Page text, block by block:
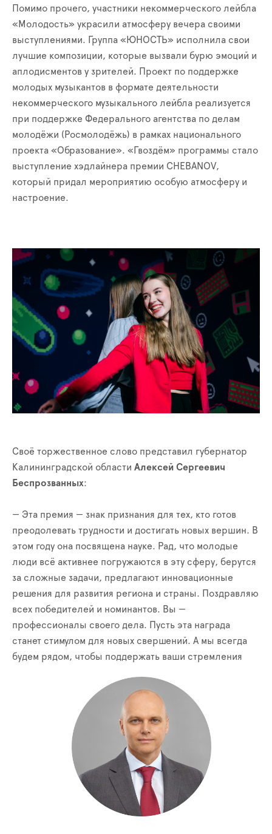
Помимо прочего, участники некоммерческого лейбла
«Молодость» украсили атмосферу вечера своими
выступлениями. Группа «ЮНОСТЬ» исполнила свои
лучшие композиции, которые вызвали бурю эмоций и
аплодисментов у зрителей. Проект по поддержке
молодых музыкантов в формате деятельности
некоммерческого музыкального лейбла реализуется
при поддержке Федерального агентства по делам
молодёжи (Росмолодёжь) в рамках национального
проекта «Образование». «Гвоздём» программы стало
выступление хэдлайнера премии CHEBANOV,
который придал мероприятию особую атмосферу и
настроение.
Своё торжественное слово представил губернатор
Калининградской области Алексей Сергеевич
Беспрозванных:
— Эта премия — знак признания для тех, кто готов
преодолевать трудности и достигать новых вершин. В
этом году она посвящена науке. Рад, что молодые
люди всё активнее погружаются в эту сферу, берутся
за сложные задачи, предлагают инновационные
решения для развития региона и страны. Поздравляю
всех победителей и номинантов. Вы —
профессионалы своего дела. Пусть эта награда
станет стимулом для новых свершений. А мы всегда
будем рядом, чтобы поддержать ваши стремления